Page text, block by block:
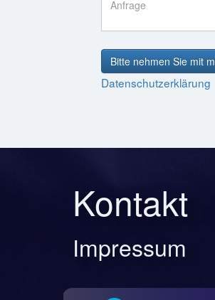
Bitte nehmen Sie mit
Datenschutzerklärung
Kontakt
Impressum